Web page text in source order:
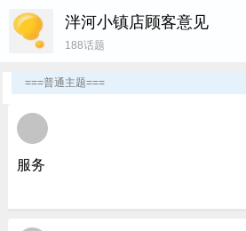
用户名
泮河小镇店顾客意见
188话题
===普通主题===
服务